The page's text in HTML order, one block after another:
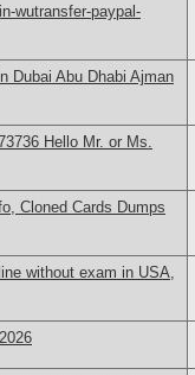
wutransfer-paypal-
Dubai Abu Dhabi Ajman
Hello Mr. or Ms.
Cloned Cards Dumps
without exam in USA,